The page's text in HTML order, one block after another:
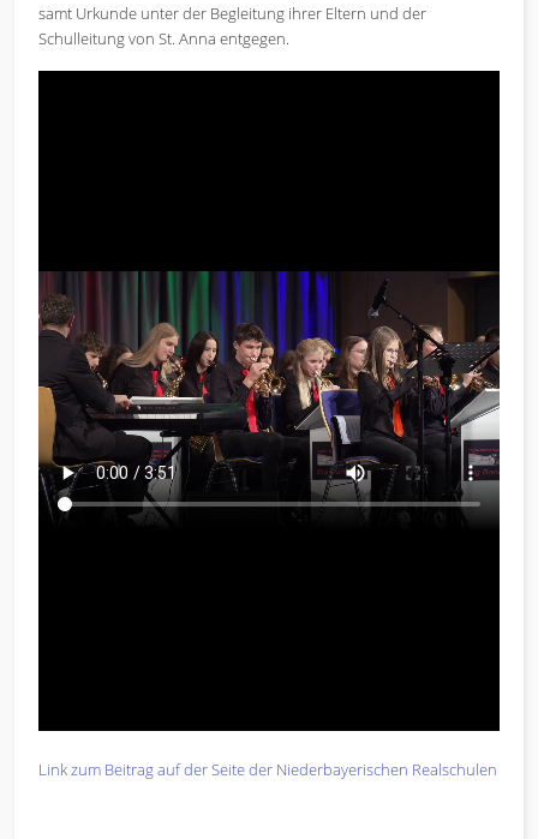
samt Urkunde unter der Begleitung ihrer Eltern und der
Schulleitung von St. Anna entgegen.
Link zum Beitrag auf der Seite der Niederbayerischen Realschulen